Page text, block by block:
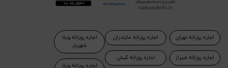
اجاره روزانه تهران
اجاره روزانه شیراز
اجاره روزانه مازندران
اجاره روزانه کیش
اجاره روزانه ویلا
شهریار
اجاره روزانه ویلا